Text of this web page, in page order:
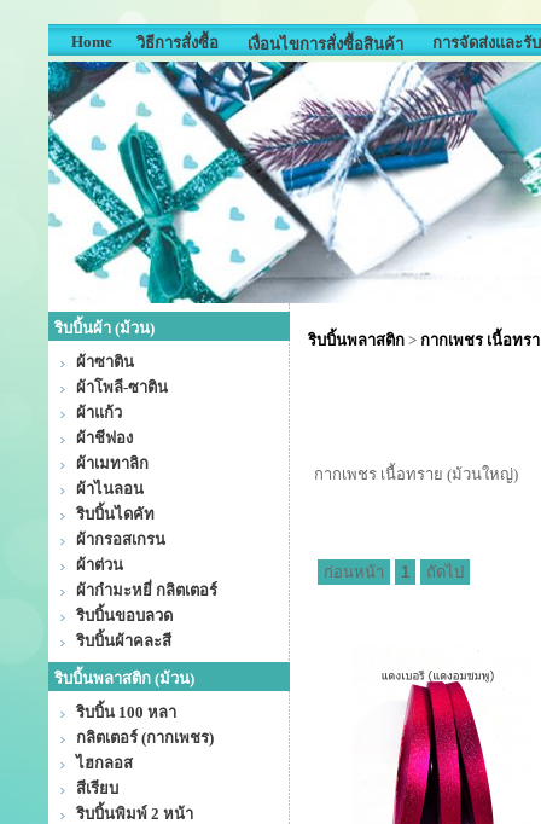
Home วิธีการสั่งซื้อ เงื่อนไขการสั่งซื้อสินค้า การจัดส่งและรั
ริบบิ้นผ้า (ม้วน)
ผ้าซาติน
ผ้าโพลี-ซาติน
ผ้าแก้ว
ผ้าชีฟอง
ผ้าเมทาลิก
ผ้าไนลอน
ริบบิ้นไดคัท
ผ้ากรอสเกรน
ผ้าต่วน
ผ้ากำมะหยี่ กลิตเตอร์
ริบบิ้นขอบลวด
ริบบิ้นผ้าคละสี
ริบบิ้นพลาสติก (ม้วน)
ริบบิ้น 100 หลา
กลิตเตอร์ (กากเพชร)
ไฮกลอส
สีเรียบ
ริบบิ้นพิมพ์ 2 หน้า
ริบบิ้นพลาสติก > กากเพชร เนื้อทร
กากเพชร เนื้อทราย (ม้วนใหญ่)
ก่อนหน้า 1 ถัดไป